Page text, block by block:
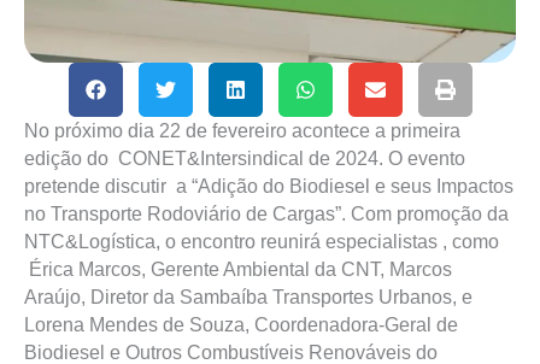
No próximo dia 22 de fevereiro acontece a primeira
edição do CONET&Intersindical de 2024. O evento
pretende discutir a “Adição do Biodiesel e seus Impactos
no Transporte Rodoviário de Cargas”. Com promoção da
NTC&Logística, o encontro reunirá especialistas , como
Érica Marcos, Gerente Ambiental da CNT, Marcos
Araújo, Diretor da Sambaíba Transportes Urbanos, e
Lorena Mendes de Souza, Coordenadora-Geral de
Biodiesel e Outros Combustíveis Renováveis do